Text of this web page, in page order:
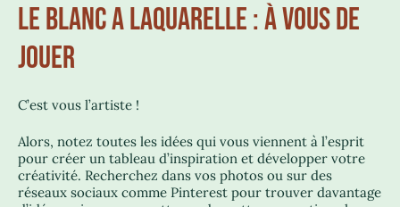
LE BLANC A LAQUARELLE : À VOUS DE
JOUER
C’est vous l’artiste !
Alors, notez toutes les idées qui vous viennent à l’esprit
pour créer un tableau d’inspiration et développer votre
créativité. Recherchez dans vos photos ou sur des
réseaux sociaux comme Pinterest pour trouver davantage